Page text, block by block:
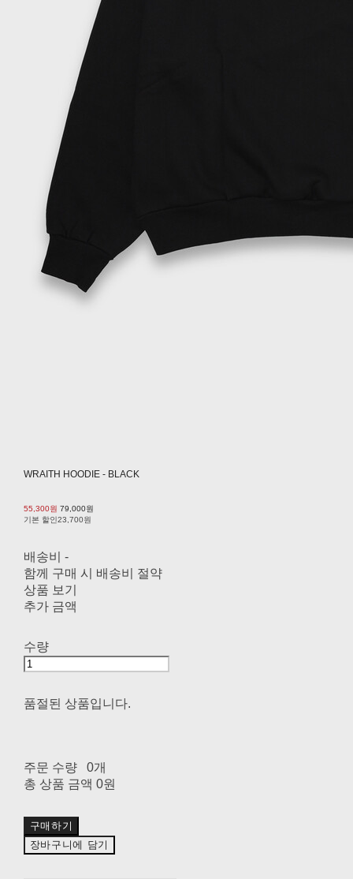
WRAITH HOODIE - BLACK
55,300원 79,000원
기본 할인23,700원
배송비 -
함께 구매 시 배송비 절약
상품 보기
추가 금액
수량
품절된 상품입니다.
주문 수량
0개
총 상품 금액 0원
구매하기
장바구니에 담기